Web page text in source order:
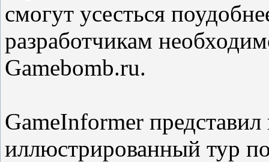
смогут усесться
разработчикам
Gamebomb.ru.
GameInformer
иллюстрированный тур